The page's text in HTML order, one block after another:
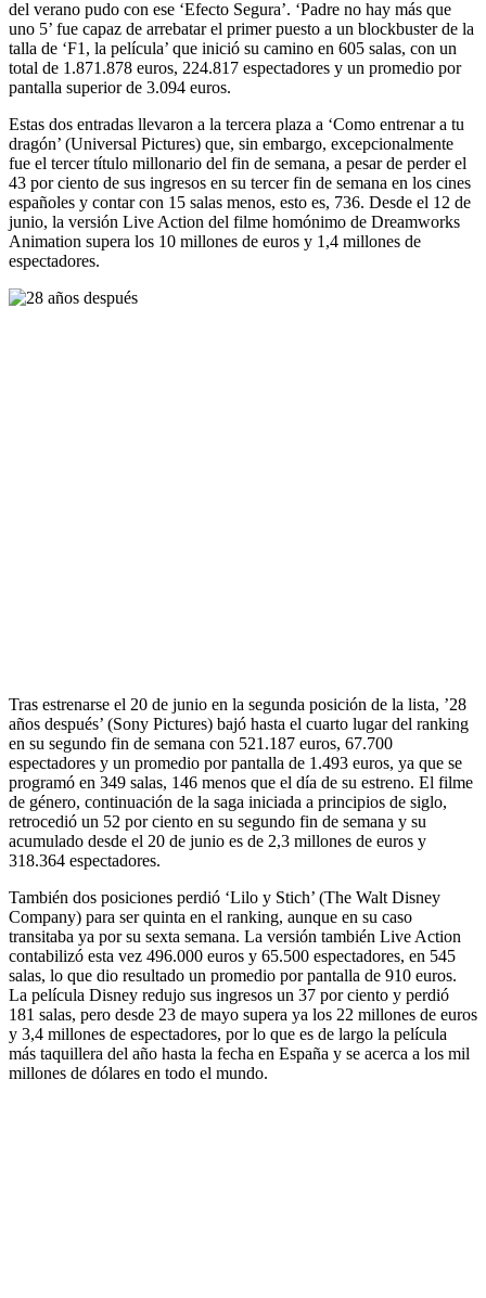
del verano pudo con ese ‘Efecto Segura’. ‘Padre no hay más que
uno 5’ fue capaz de arrebatar el primer puesto a un blockbuster de la
talla de ‘F1, la película’ que inició su camino en 605 salas, con un
total de 1.871.878 euros, 224.817 espectadores y un promedio por
pantalla superior de 3.094 euros.
Estas dos entradas llevaron a la tercera plaza a ‘Como entrenar a tu
dragón’ (Universal Pictures) que, sin embargo, excepcionalmente
fue el tercer título millonario del fin de semana, a pesar de perder el
43 por ciento de sus ingresos en su tercer fin de semana en los cines
españoles y contar con 15 salas menos, esto es, 736. Desde el 12 de
junio, la versión Live Action del filme homónimo de Dreamworks
Animation supera los 10 millones de euros y 1,4 millones de
espectadores.
Tras estrenarse el 20 de junio en la segunda posición de la lista, ’28
años después’ (Sony Pictures) bajó hasta el cuarto lugar del ranking
en su segundo fin de semana con 521.187 euros, 67.700
espectadores y un promedio por pantalla de 1.493 euros, ya que se
programó en 349 salas, 146 menos que el día de su estreno. El filme
de género, continuación de la saga iniciada a principios de siglo,
retrocedió un 52 por ciento en su segundo fin de semana y su
acumulado desde el 20 de junio es de 2,3 millones de euros y
318.364 espectadores.
También dos posiciones perdió ‘Lilo y Stich’ (The Walt Disney
Company) para ser quinta en el ranking, aunque en su caso
transitaba ya por su sexta semana. La versión también Live Action
contabilizó esta vez 496.000 euros y 65.500 espectadores, en 545
salas, lo que dio resultado un promedio por pantalla de 910 euros.
La película Disney redujo sus ingresos un 37 por ciento y perdió
181 salas, pero desde 23 de mayo supera ya los 22 millones de euros
y 3,4 millones de espectadores, por lo que es de largo la película
más taquillera del año hasta la fecha en España y se acerca a los mil
millones de dólares en todo el mundo.